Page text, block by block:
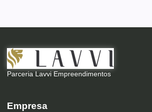
Parceria Lavvi Empreendimentos
Empresa